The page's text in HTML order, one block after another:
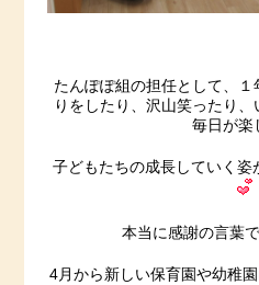
たんぽぽ組の担任として、
りをしたり、沢山笑ったり
毎日が楽
子どもたちの成長していく
本当に感謝の言葉
4月から新しい保育園や幼稚